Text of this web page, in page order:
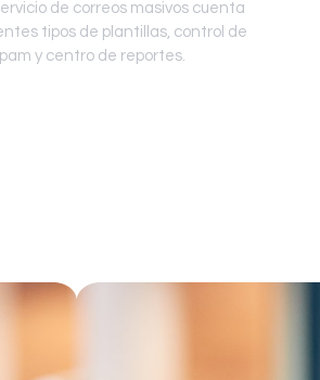
de correos masivos cuenta
tipos de plantillas, control de
y centro de reportes.